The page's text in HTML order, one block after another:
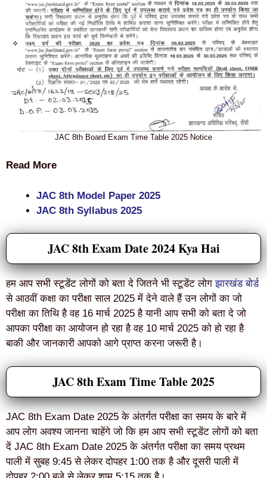
JAC 8th Board Exam Time Table 2025 Notice
Read More
JAC 8th Model Paper 2025
JAC 8th Syllabus 2025
JAC 8th Exam Date 2024 Kya Hai
हम आप सभी स्टूडेंट लोगों को बता दे जितने भी स्टूडेंट लोगझारखंड बोर्ड
से आठवीं कक्षा का परीक्षा साल 2025 में देने वाले हैं उन लोगों का जो
परीक्षा का तिथि है वह 16 मार्च 2025 है यानी आप सभी को बता दे जो
आपका परीक्षा का आयोजन हो रहा है वह 10 मार्च 2025 को हो रहा है
बाकी और जानकारी आपको आगे प्राप्त करना जरूरी है।
JAC 8th Exam Time Table 2025
JAC 8th Exam Date 2025 के अंतर्गत परीक्षा का समय के बारे में
आप लोग अवश्य जानना चाहेंगे जो कि हम आप सभी स्टूडेंट लोगों को बता
दें JAC 8th Exam Date 2025 के अंतर्गत परीक्षा का समय प्रथम
पाली में सुबह 9:45 से लेकर दोपहर 1:00 तक है और दूसरी पाली में